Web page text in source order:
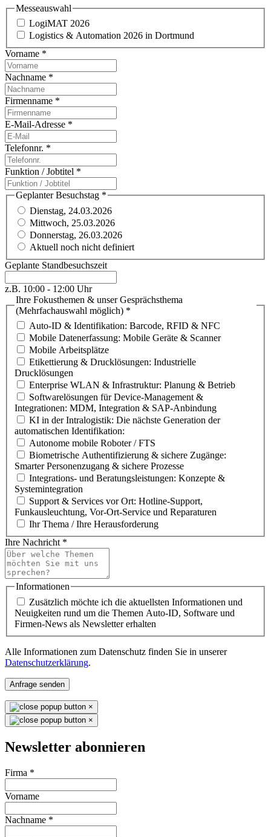
Messeauswahl
LogiMAT 2026
Logistics & Automation 2026 in Dortmund
Vorname *
Nachname *
Firmenname *
E-Mail-Adresse *
Telefonnr. *
Funktion / Jobtitel *
Geplanter Besuchstag *
Dienstag, 24.03.2026
Mittwoch, 25.03.2026
Donnerstag, 26.03.2026
Aktuell noch nicht definiert
Geplante Standbesuchszeit
z.B. 10:00 - 12:00 Uhr
Ihre Fokusthemen & unser Gesprächsthema
(Mehrfachauswahl möglich) *
Auto-ID & Identifikation: Barcode, RFID & NFC
Mobile Datenerfassung: Mobile Geräte & Scanner
Mobile Arbeitsplätze
Etikettierung & Drucklösungen: Industrielle
Drucklösungen
Enterprise WLAN & Infrastruktur: Planung & Betrieb
Softwarelösungen für Device-Management &
Integrationen: MDM, Integration & SAP-Anbindung
KI in der Intralogistik: Die nächste Generation der
automatischen Identifikation:
Autonome mobile Roboter / FTS
Biometrische Authentifizierung & sichere Zugänge:
Smarter Personenzugang & sichere Prozesse
Integrations- und Beratungsleistungen: Konzepte &
Systemintegration
Support & Services vor Ort: Hotline-Support,
Funkausleuchtung, Vor-Ort-Service und Reparaturen
Ihr Thema / Ihre Herausforderung
Ihre Nachricht *
Informationen
Zusätzlich möchte ich die aktuellsten Informationen und
Neuigkeiten rund um die Themen Auto-ID, Software und
Firmen-News als Newsletter erhalten
Alle Informationen zum Datenschutz finden Sie in unserer
Datenschutzerklärung.
Anfrage senden
×
×
Newsletter abonnieren
Firma *
Vorname
Nachname *